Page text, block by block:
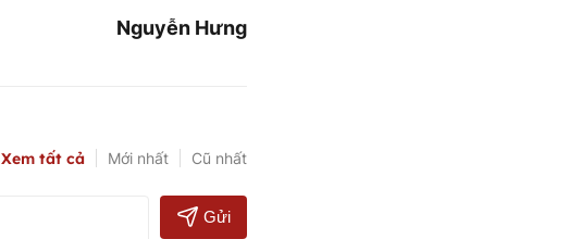
Nguyễn Hưng
Xem tất cả Mới nhất Cũ nhất
Gửi